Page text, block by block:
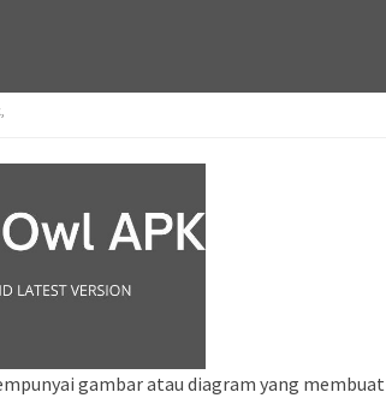
gambar atau diagram yang